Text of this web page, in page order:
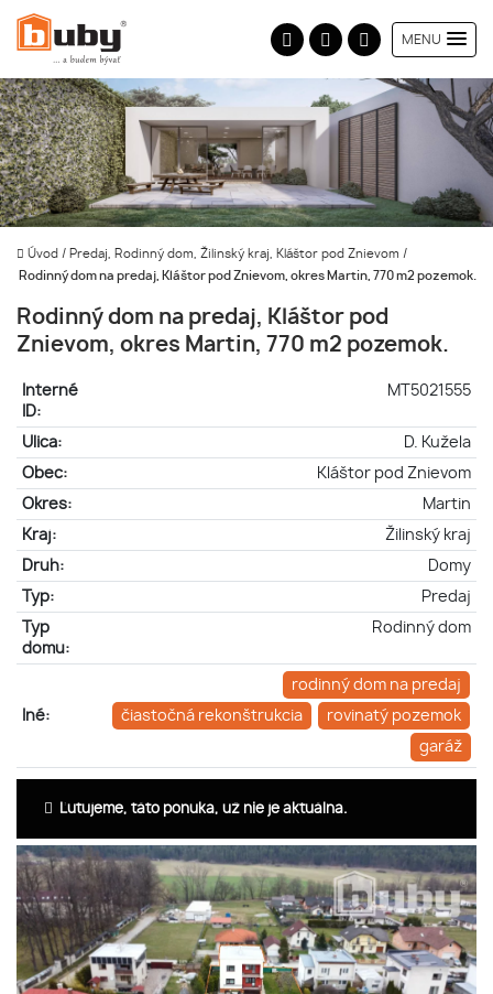
MENU
Úvod / Predaj, Rodinný dom, Žilinský kraj, Kláštor pod Znievom /
Rodinný dom na predaj, Kláštor pod Znievom, okres Martin, 770 m2 pozemok.
Rodinný dom na predaj, Kláštor pod
Znievom, okres Martin, 770 m2 pozemok.
Interné
ID:
MT5021555
Ulica:
D. Kužela
Obec:
Kláštor pod Znievom
Okres:
Martin
Kraj:
Žilinský kraj
Druh:
Domy
Typ:
Predaj
Typ
domu:
Rodinný dom
Iné:
rodinný dom na predaj
čiastočná rekonštrukcia
rovinatý pozemok
garáž
Ľutujeme, táto ponuka, už nie je aktuálna.